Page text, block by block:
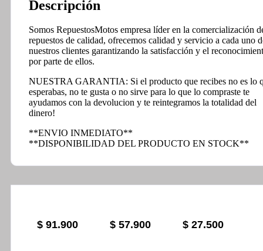
Descripción
Somos RepuestosMotos empresa líder en la comercialización
repuestos de calidad, ofrecemos calidad y servicio a cada uno
nuestros clientes garantizando la satisfacción y el
por parte de ellos.
NUESTRA GARANTIA: Si el producto que recibes no es lo
esperabas, no te gusta o no sirve para lo que lo compraste te
ayudamos con la devolucion y te reintegramos la totalidad del
dinero!
**ENVIO INMEDIATO**
**DISPONIBILIDAD DEL PRODUCTO EN STOCK**
$91.900 $57.900 $ 27.500